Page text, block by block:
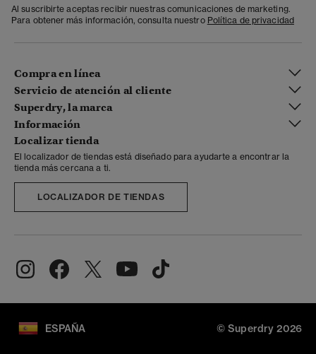
Al suscribirte aceptas recibir nuestras comunicaciones de marketing.
Para obtener más información, consulta nuestro Política de privacidad
Compra en línea
Servicio de atención al cliente
Superdry, la marca
Información
Localizar tienda
El localizador de tiendas está diseñado para ayudarte a encontrar la
tienda más cercana a ti.
LOCALIZADOR DE TIENDAS
ESPAÑA © Superdry 2026